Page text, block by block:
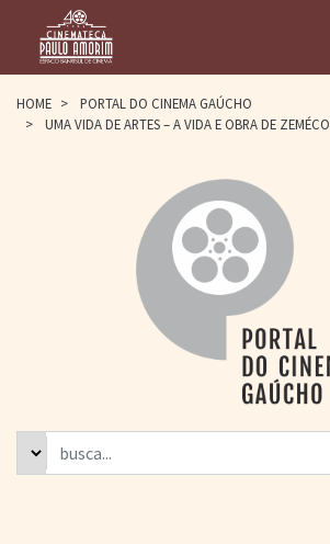
HOME
PAULO AMORIM
> HOMENAGEADOS
> EQUIPE
> ASSOCIAÇÃO DOS
> BIBLIOTECA
ROMEU GRIMALDI
> GRADE SEMANAL
> PREÇOS E
DESCONTOS
HOME >
PORTAL DO CINEMA GAÚCHO
>
UMA VIDA DE ARTES – A VIDA E OBRA DE ZEMÉCO